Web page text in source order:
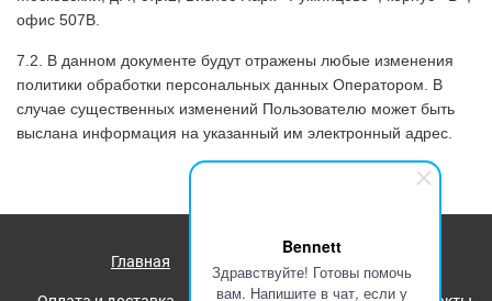
Bennett
Здравствуйте! Готовы помочь
вам. Напишите в чат, если у
офис 507В.
7.2. В данном документе будут отражены любые изменения
политики обработки персональных данных Оператором. В
случае существенных изменений Пользователю может быть
выслана информация на указанный им электронный адрес.
Главная